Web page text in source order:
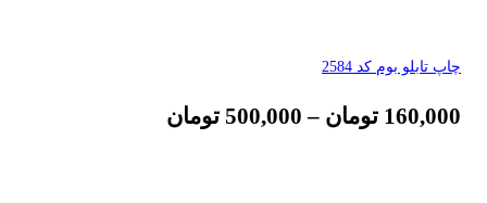
چاپ تابلو بوم کد 2584
160,000 تومان –
500,000 تومان